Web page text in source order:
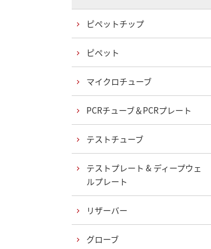
ピペットチップ
ピペット
マイクロチューブ
PCRチューブ＆PCRプレート
テストチューブ
テストプレート & ディープウェ
ルプレート
リザーバー
グローブ